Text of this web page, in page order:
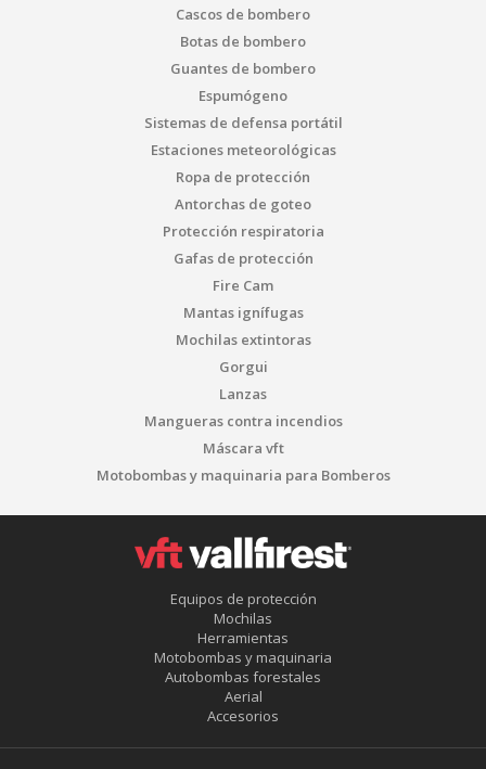
Cascos de bombero
Botas de bombero
Guantes de bombero
Espumógeno
Sistemas de defensa portátil
Estaciones meteorológicas
Ropa de protección
Antorchas de goteo
Protección respiratoria
Gafas de protección
Fire Cam
Mantas ignífugas
Mochilas extintoras
Gorgui
Lanzas
Mangueras contra incendios
Máscara vft
Motobombas y maquinaria para Bomberos
Equipos de protección
Mochilas
Herramientas
Motobombas y maquinaria
Autobombas forestales
Aerial
Accesorios